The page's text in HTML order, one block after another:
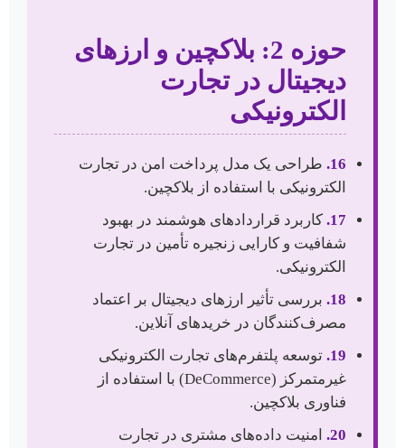
حوزه 2: بلاکچین و ارزهای
دیجیتال در تجارت
الکترونیکی
16. طراحی یک مدل پرداخت امن در تجارت
الکترونیکی با استفاده از بلاکچین.
17. کاربرد قراردادهای هوشمند در بهبود
شفافیت و کارایی زنجیره تأمین در تجارت
الکترونیکی.
18. بررسی تأثیر ارزهای دیجیتال بر اعتماد
مصرف‌کنندگان در خریدهای آنلاین.
19. توسعه پلتفرم‌های تجارت الکترونیکی
غیرمتمرکز (DeCommerce) با استفاده از
فناوری بلاکچین.
20.
امنیت داده‌های مشتری در تجارت